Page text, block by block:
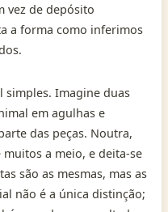
vez de depósito
a forma como inferimos
simples. Imagine duas
em agulhas e
das peças. Noutra,
a meio, e deita-se
são as mesmas, mas as
não é a única distinção;